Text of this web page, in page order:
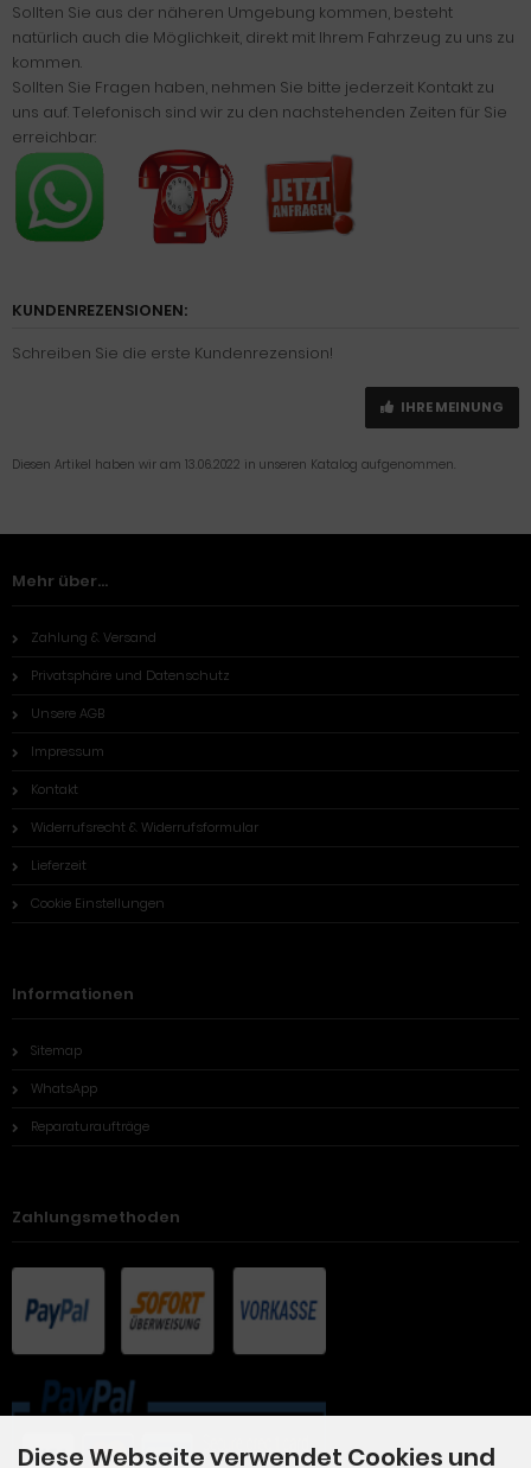
Sollten Sie aus der näheren Umgebung kommen, besteht
natürlich auch die Möglichkeit, direkt mit Ihrem Fahrzeug zu uns zu
kommen.
Sollten Sie Fragen haben, nehmen Sie bitte jederzeit Kontakt zu
uns auf. Telefonisch sind wir zu den nachstehenden Zeiten für Sie
erreichbar:
KUNDENREZENSIONEN:
Schreiben Sie die erste Kundenrezension!
IHRE MEINUNG
Diesen Artikel haben wir am 13.06.2022 in unseren Katalog aufgenommen.
Mehr über...
Zahlung & Versand
Privatsphäre und Datenschutz
Unsere AGB
Impressum
Kontakt
Widerrufsrecht & Widerrufsformular
Lieferzeit
Cookie Einstellungen
Informationen
Sitemap
WhatsApp
Reparaturaufträge
Zahlungsmethoden
Diese Webseite verwendet Cookies und